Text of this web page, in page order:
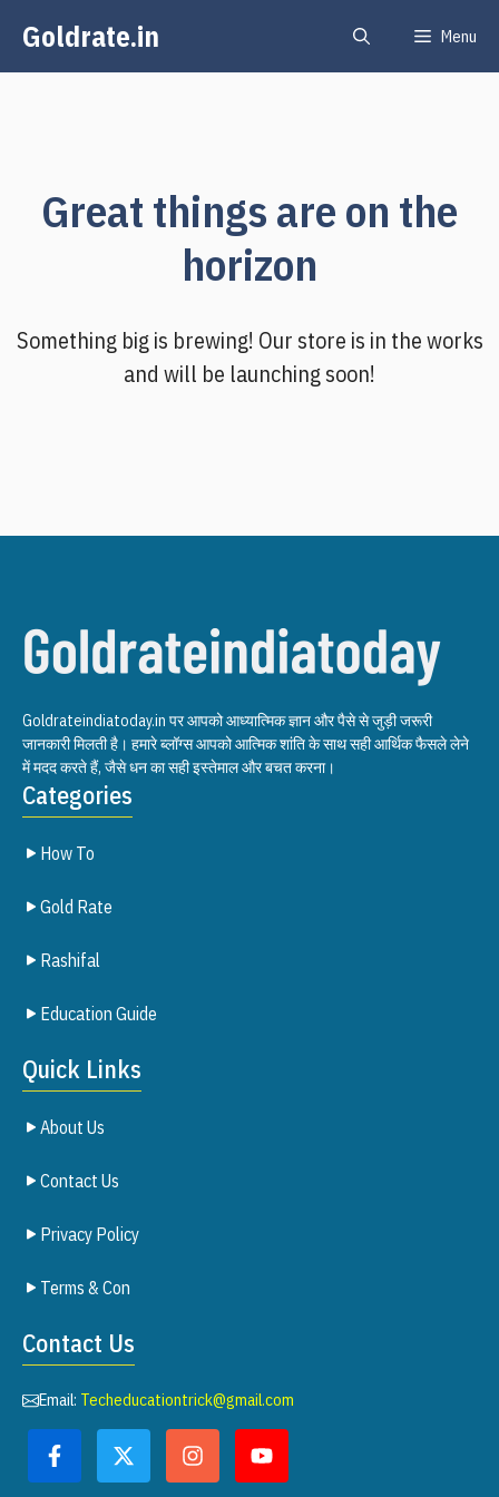
content
Goldrate.in Menu
Great things are on the
horizon
Something big is brewing! Our store is in the works
and will be launching soon!
Goldrateindiatoday.in पर आपको आध्यात्मिक ज्ञान और पैसे से जुड़ी जरूरी
जानकारी मिलती है। हमारे ब्लॉग्स आपको आत्मिक शांति के साथ सही आर्थिक फैसले लेने
में मदद करते हैं, जैसे धन का सही इस्तेमाल और बचत करना।
Categories
How To
Gold Rate
Rashifal
Education Guide
Quick Links
About Us
Contact Us
Privacy Policy
Terms & Con
Contact Us
Email: Techeducationtrick@gmail.com